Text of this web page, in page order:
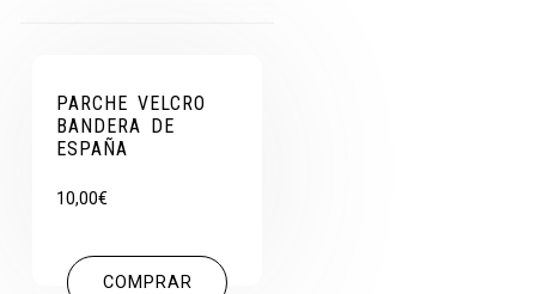
PARCHE VELCRO
BANDERA DE
ESPAÑA
10,00€
COMPRAR